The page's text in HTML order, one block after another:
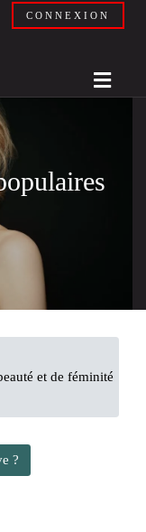
CONNEXION
et de féminité
?